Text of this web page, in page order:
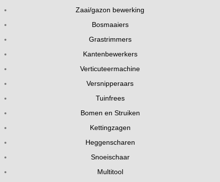
Zaai/gazon bewerking
Bosmaaiers
Grastrimmers
Kantenbewerkers
Verticuteermachine
Versnipperaars
Tuinfrees
Bomen en Struiken
Kettingzagen
Heggenscharen
Snoeischaar
Multitool